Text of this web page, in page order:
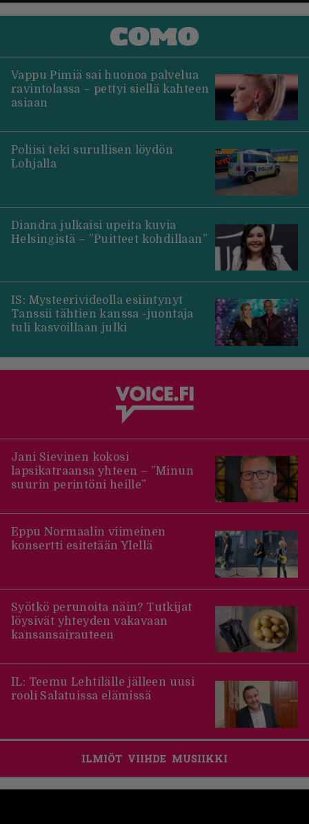
Vappu Pimiä sai huonoa palvelua
ravintolassa – pettyi siellä kahteen
asiaan
Poliisi teki surullisen löydön
Lohjalla
Diandra julkaisi upeita kuvia
Helsingistä – ”Puitteet kohdillaan”
IS: Mysteerivideolla esiintynyt
Tanssii tähtien kanssa -juontaja
tuli kasvoillaan julki
Jani Sievinen kokosi
lapsikatraansa yhteen – ”Minun
suurin perintöni heille”
Eppu Normaalin viimeinen
konsertti esitetään Ylellä
Syötkö perunoita näin? Tutkijat
löysivät yhteyden vakavaan
kansansairauteen
IL: Teemu Lehtilälle jälleen uusi
rooli Salatuissa elämissä
ILMIÖT VIIHDE MUSIIKKI